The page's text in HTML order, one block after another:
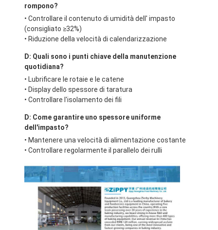
Forno combinato
forno della pizza
Piccole attrezzature da forno
Congelatore per display commerciale
Congelatore per banchi da lavoro
Refrigeratore di scoppio
Fabbricatore di ghiaccio
Display cabinet della pasticceria
rompono?
• Controllare il contenuto di umidità dell' impasto
(consigliato ≥32%)
• Riduzione della velocità di calendarizzazione
D: Quali sono i punti chiave della manutenzione
quotidiana?
• Lubrificare le rotaie e le catene
• Display dello spessore di taratura
• Controllare l'isolamento dei fili
D: Come garantire uno spessore uniforme
dell'impasto?
• Mantenere una velocità di alimentazione costante
• Controllare regolarmente il parallelo dei rulli